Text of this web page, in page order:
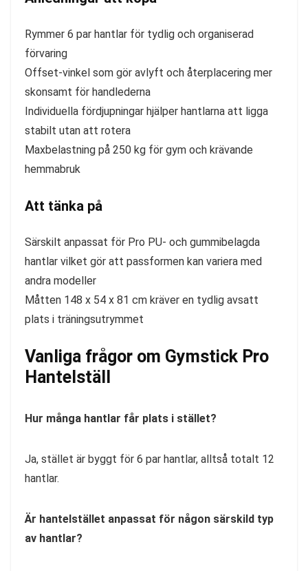
Rymmer 6 par hantlar för tydlig och organiserad
förvaring
Offset-vinkel som gör avlyft och återplacering mer
skonsamt för handlederna
Individuella fördjupningar hjälper hantlarna att ligga
stabilt utan att rotera
Maxbelastning på 250 kg för gym och krävande
hemmabruk
Att tänka på
Särskilt anpassat för Pro PU- och gummibelagda
hantlar vilket gör att passformen kan variera med
andra modeller
Måtten 148 x 54 x 81 cm kräver en tydlig avsatt
plats i träningsutrymmet
Vanliga frågor om Gymstick Pro
Hantelställ
Hur många hantlar får plats i stället?
Ja, stället är byggt för 6 par hantlar, alltså totalt 12
hantlar.
Är hantelstället anpassat för någon särskild typ
av hantlar?